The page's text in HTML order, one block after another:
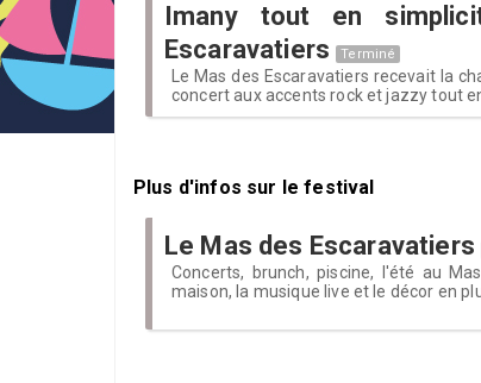
Imany tout en
Escaravatiers
Terminé
Le Mas des Escaravatiers recevait la
concert aux accents rock et jazzy tout
Plus d'infos sur le festival
Le Mas des Escaravatiers
Concerts, brunch, piscine, l'été au
maison, la musique live et le décor en